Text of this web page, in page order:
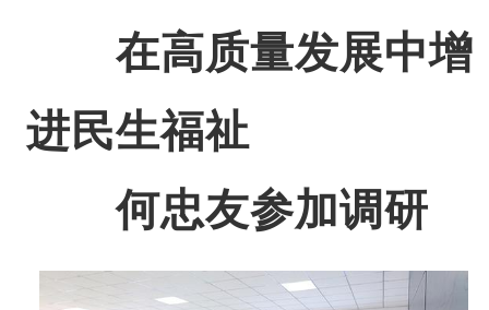
在高质量发展中增
进民生福祉
何忠友参加调研